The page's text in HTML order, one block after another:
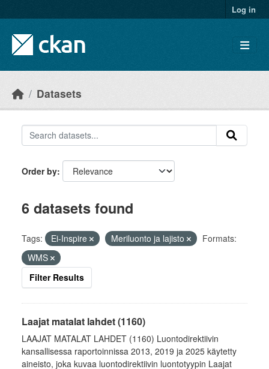
Log in
Datasets
Order by
6 datasets found
Tags: Ei-Inspire Meriluonto ja lajisto
Formats:
WMS
Filter Results
Laajat matalat lahdet (1160)
LAAJAT MATALAT LAHDET (1160) Luontodirektiivin
kansallisessa raportoinnissa 2013, 2019 ja 2025 käytetty
aineisto, joka kuvaa luontodirektiivin luontotyypin Laajat